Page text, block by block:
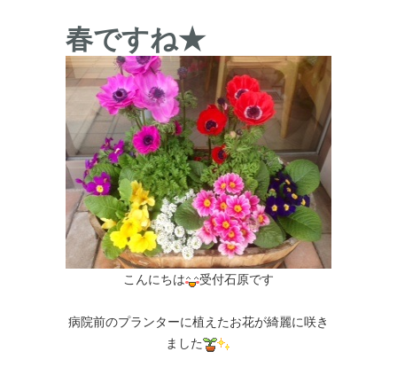
春ですね★
こんにちは 受付石原です
病院前のプランターに植えたお花が綺麗に咲き
ました